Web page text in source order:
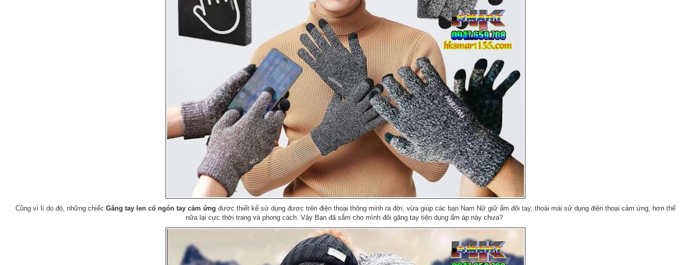
Cũng vì lí do đó, những chiếc Găng tay len có ngón tay cảm ứng được thiết kế sử dụng được trên điện thoại thông minh ra đời, vừa giúp các bạn Nam Nữ giữ ấm đôi tay, thoải mái sử dụng điện thoại cảm ứng, hơn thế
nữa lại cực thời trang và phong cách. Vậy Bạn đã sắm cho mình đôi găng tay tiện dụng ấm áp này chưa?